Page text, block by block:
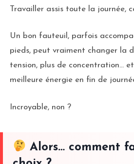
Travailler assis toute la journée,
Un bon fauteuil, parfois
pieds, peut vraiment changer la
tension, plus de concentration…
meilleure énergie en fin de
Incroyable, non ?
Alors… comment